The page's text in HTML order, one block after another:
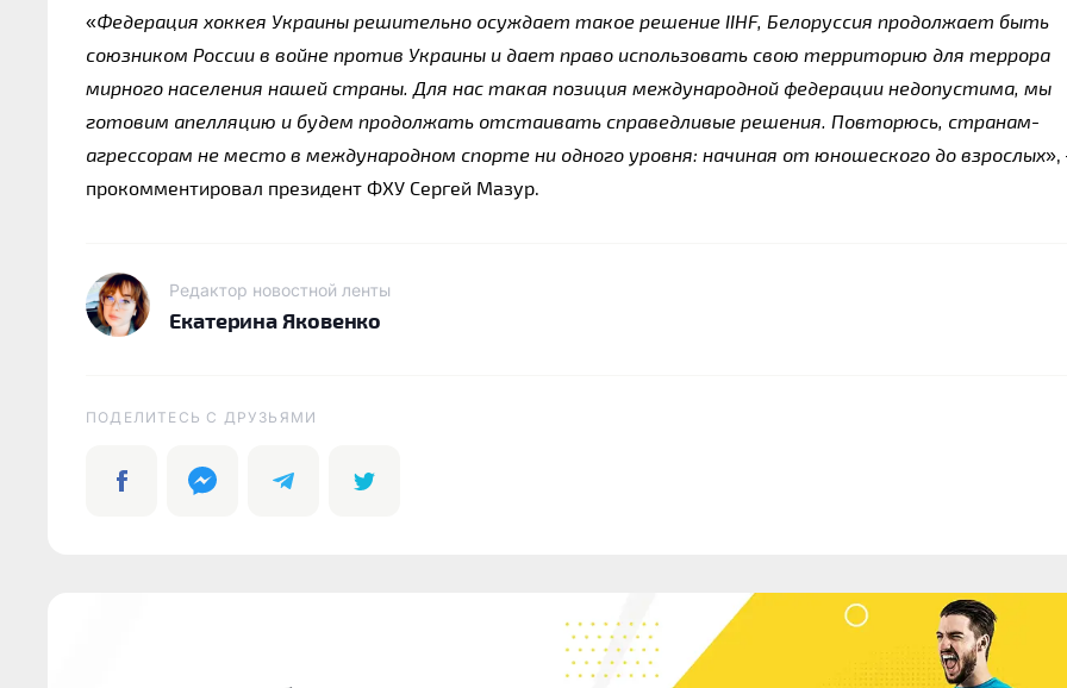
«Федерация хоккея Украины решительно осуждает такое решение IIHF, Белоруссия продолжает быть
союзником России в войне против Украины и дает право использовать свою территорию для террора
мирного населения нашей страны. Для нас такая позиция международной федерации недопустима, мы
готовим апелляцию и будем продолжать отстаивать справедливые решения. Повторюсь, странам-
агрессорам не место в международном спорте ни одного уровня: начиная от юношеского до взрослых
прокомментировал президент ФХУ Сергей Мазур.
Редактор новостной ленты
Екатерина Яковенко
ПОДЕЛИТЕСЬ C ДРУЗЬЯМИ